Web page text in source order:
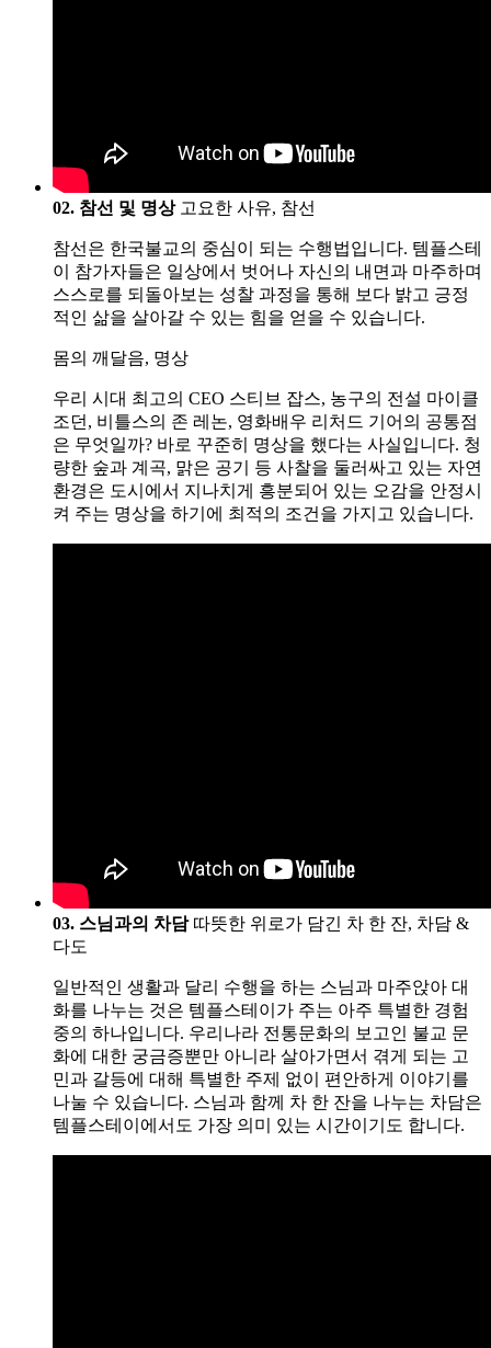
02. 참선 및 명상 고요한 사유, 참선
참선은 한국불교의 중심이 되는 수행법입니다. 템플스테
이 참가자들은 일상에서 벗어나 자신의 내면과 마주하며
스스로를 되돌아보는 성찰 과정을 통해 보다 밝고 긍정
적인 삶을 살아갈 수 있는 힘을 얻을 수 있습니다.
몸의 깨달음, 명상
우리 시대 최고의 CEO 스티브 잡스, 농구의 전설 마이클
조던, 비틀스의 존 레논, 영화배우 리처드 기어의 공통점
은 무엇일까? 바로 꾸준히 명상을 했다는 사실입니다. 청
량한 숲과 계곡, 맑은 공기 등 사찰을 둘러싸고 있는 자연
환경은 도시에서 지나치게 흥분되어 있는 오감을 안정시
켜 주는 명상을 하기에 최적의 조건을 가지고 있습니다.
03. 스님과의 차담 따뜻한 위로가 담긴 차 한 잔, 차담 &
다도
일반적인 생활과 달리 수행을 하는 스님과 마주앉아 대
화를 나누는 것은 템플스테이가 주는 아주 특별한 경험
중의 하나입니다. 우리나라 전통문화의 보고인 불교 문
화에 대한 궁금증뿐만 아니라 살아가면서 겪게 되는 고
민과 갈등에 대해 특별한 주제 없이 편안하게 이야기를
나눌 수 있습니다. 스님과 함께 차 한 잔을 나누는 차담은
템플스테이에서도 가장 의미 있는 시간이기도 합니다.